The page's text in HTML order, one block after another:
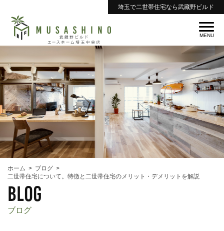
埼玉で二世帯住宅なら武藏野ビルド
ホーム
ブログ
二世帯住宅について。特徴と二世帯住宅のメリット・デメリットを解説
blog
ブログ